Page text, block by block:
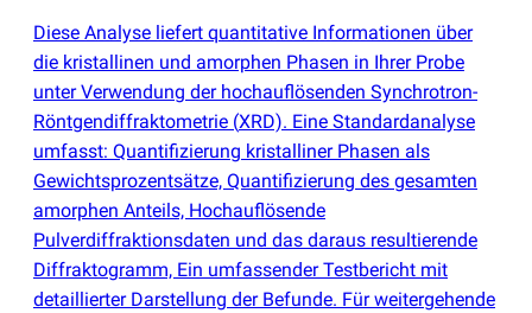
Diese Analyse liefert quantitative Informationen über
die kristallinen und amorphen Phasen in Ihrer Probe
unter Verwendung der hochauflösenden Synchrotron-
Röntgendiffraktometrie (XRD). Eine Standardanalyse
umfasst: Quantifizierung kristalliner Phasen als
Gewichtsprozentsätze, Quantifizierung des gesamten
amorphen Anteils, Hochauflösende
Pulverdiffraktionsdaten und das daraus resultierende
Diffraktogramm, Ein umfassender Testbericht mit
detaillierter Darstellung der Befunde. Für weitergehende